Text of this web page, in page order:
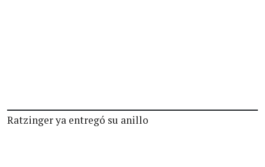
Ratzinger ya entregó su anillo